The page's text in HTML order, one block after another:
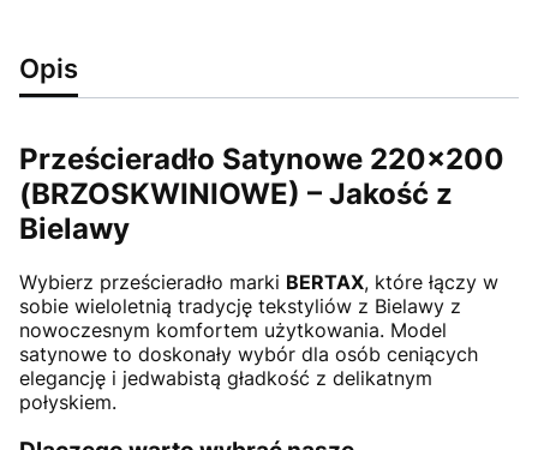
Opis
Prześcieradło Satynowe 220x200
(BRZOSKWINIOWE) – Jakość z
Bielawy
Wybierz prześcieradło marki BERTAX, które łączy w
sobie wieloletnią tradycję tekstyliów z Bielawy z
nowoczesnym komfortem użytkowania. Model
satynowe to doskonały wybór dla osób ceniących
elegancję i jedwabistą gładkość z delikatnym
połyskiem.